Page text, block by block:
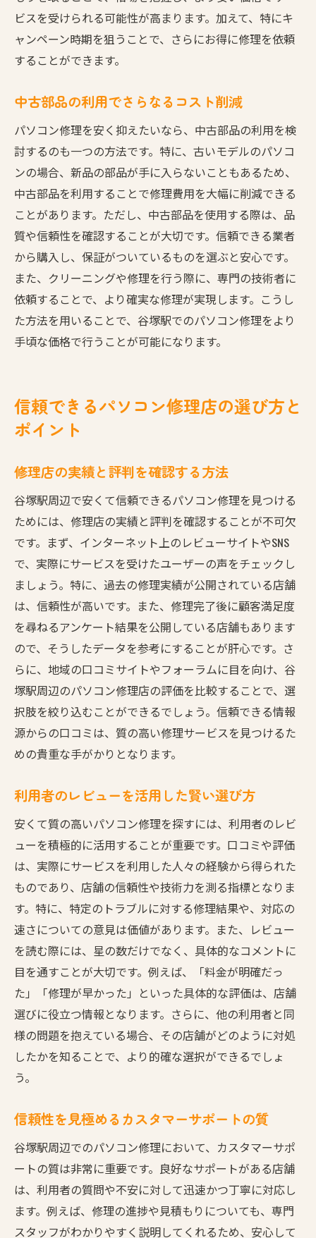
修理後の顧客満足度を高める要因
ビスを受けられる可能性が高まります。加えて、特にキ
ャンペーン時期を狙うことで、さらにお得に修理を依頼
することができます。
中古部品の利用でさらなるコスト削減
パソコン修理を安く抑えたいなら、中古部品の利用を検
討するのも一つの方法です。特に、古いモデルのパソコ
ンの場合、新品の部品が手に入らないこともあるため、
中古部品を利用することで修理費用を大幅に削減できる
ことがあります。ただし、中古部品を使用する際は、品
質や信頼性を確認することが大切です。信頼できる業者
から購入し、保証がついているものを選ぶと安心です。
また、クリーニングや修理を行う際に、専門の技術者に
依頼することで、より確実な修理が実現します。こうし
た方法を用いることで、谷塚駅でのパソコン修理をより
手頃な価格で行うことが可能になります。
信頼できるパソコン修理店の選び方と
ポイント
修理店の実績と評判を確認する方法
谷塚駅周辺で安くて信頼できるパソコン修理を見つける
ためには、修理店の実績と評判を確認することが不可欠
です。まず、インターネット上のレビューサイトやSNS
で、実際にサービスを受けたユーザーの声をチェックし
ましょう。特に、過去の修理実績が公開されている店舗
は、信頼性が高いです。また、修理完了後に顧客満足度
を尋ねるアンケート結果を公開している店舗もあります
ので、そうしたデータを参考にすることが肝心です。さ
らに、地域の口コミサイトやフォーラムに目を向け、谷
塚駅周辺のパソコン修理店の評価を比較することで、選
択肢を絞り込むことができるでしょう。信頼できる情報
源からの口コミは、質の高い修理サービスを見つけるた
めの貴重な手がかりとなります。
利用者のレビューを活用した賢い選び方
安くて質の高いパソコン修理を探すには、利用者のレビ
ューを積極的に活用することが重要です。口コミや評価
は、実際にサービスを利用した人々の経験から得られた
ものであり、店舗の信頼性や技術力を測る指標となりま
す。特に、特定のトラブルに対する修理結果や、対応の
速さについての意見は価値があります。また、レビュー
を読む際には、星の数だけでなく、具体的なコメントに
目を通すことが大切です。例えば、「料金が明確だっ
た」「修理が早かった」といった具体的な評価は、店舗
選びに役立つ情報となります。さらに、他の利用者と同
様の問題を抱えている場合、その店舗がどのように対処
したかを知ることで、より的確な選択ができるでしょ
う。
信頼性を見極めるカスタマーサポートの質
谷塚駅周辺でのパソコン修理において、カスタマーサポ
ートの質は非常に重要です。良好なサポートがある店舗
は、利用者の質問や不安に対して迅速かつ丁寧に対応し
ます。例えば、修理の進捗や見積もりについても、専門
スタッフがわかりやすく説明してくれるため、安心して